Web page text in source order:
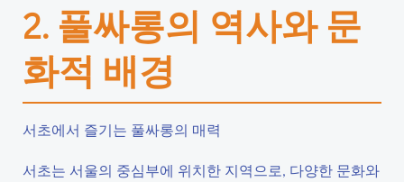
2. 풀싸롱의 역사와 문
화적 배경
서초에서 즐기는 풀싸롱의 매력
서초는 서울의 중심부에 위치한 지역으로, 다양한 문화와